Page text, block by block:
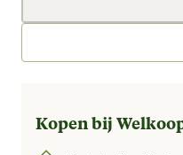
Kopen bij